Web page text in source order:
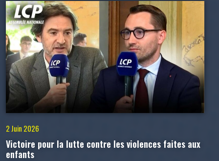
2 Juin 2026
Victoire pour la lutte contre les violences faites aux
enfants